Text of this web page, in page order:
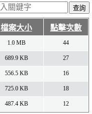
檔案大小 點擊次數
1.0 MB 44
689.9 KB 27
556.5 KB 16
725.0 KB 18
487.4 KB 12